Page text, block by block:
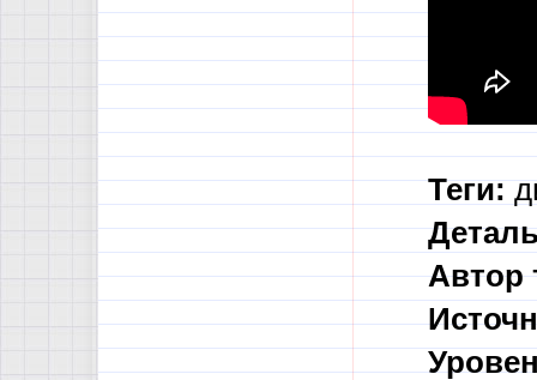
Теги:
Автор